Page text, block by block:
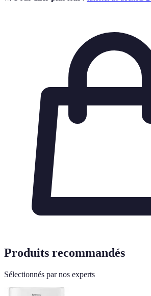
Produits recommandés
Sélectionnés par nos experts